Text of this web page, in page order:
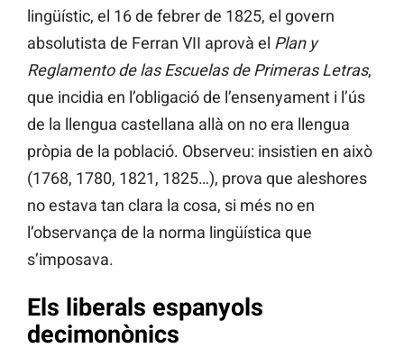
lingüístic, el 16 de febrer de 1825, el govern
absolutista de Ferran VII aprovà el Plan y
Reglamento de las Escuelas de Primeras Letras,
que incidia en l’obligació de l’ensenyament i l’ús
de la llengua castellana allà on no era llengua
pròpia de la població. Observeu: insistien en això
(1768, 1780, 1821, 1825…), prova que aleshores
no estava tan clara la cosa, si més no en
l’observança de la norma lingüística que
s’imposava.
Els liberals espanyols
decimonònics